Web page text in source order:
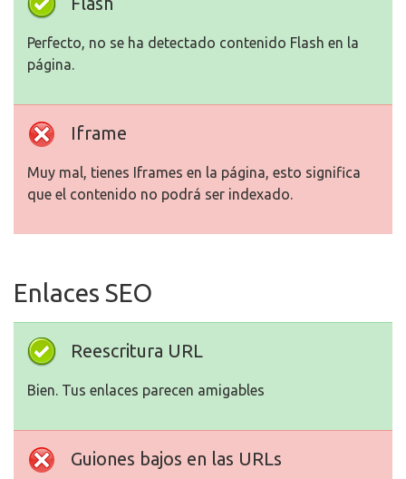
Perfecto, no se ha detectado contenido Flash en la
página.
Iframe
Muy mal, tienes Iframes en la página, esto significa
que el contenido no podrá ser indexado.
Enlaces SEO
Reescritura URL
Bien. Tus enlaces parecen amigables
Guiones bajos en las URLs